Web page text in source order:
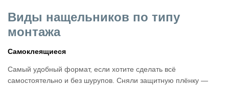
Виды нащельников по типу
монтажа
Самоклеящиеся
Самый удобный формат, если хотите сделать всё
самостоятельно и без шурупов. Сняли защитную плёнку —